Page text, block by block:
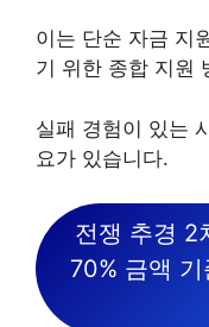
이는 단순 자금 지
기 위한 종합 지원
실패 경험이 있는
요가 있습니다.
전쟁 추경 2
70% 금액